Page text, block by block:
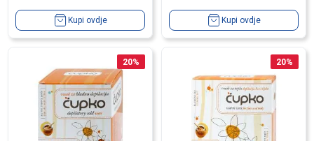
Kupi ovdje Kupi ovdje
20% 20%